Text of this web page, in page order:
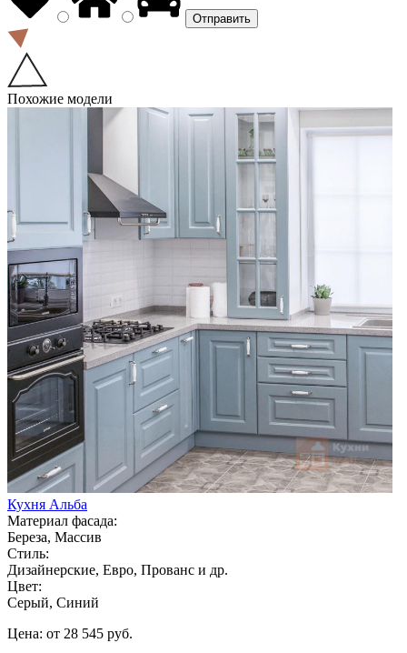
Похожие модели
Кухня Альба
Материал фасада:
Береза, Массив
Стиль:
Дизайнерские, Евро, Прованс и др.
Цвет:
Серый, Синий
Цена: от 28 545 руб.